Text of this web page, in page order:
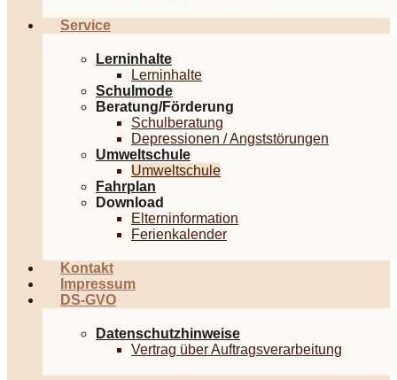
Service
Lerninhalte
Lerninhalte
Schulmode
Beratung/Förderung
Schulberatung
Depressionen / Angststörungen
Umweltschule
Umweltschule
Fahrplan
Download
Elterninformation
Ferienkalender
Kontakt
Impressum
DS-GVO
Datenschutzhinweise
Vertrag über Auftragsverarbeitung